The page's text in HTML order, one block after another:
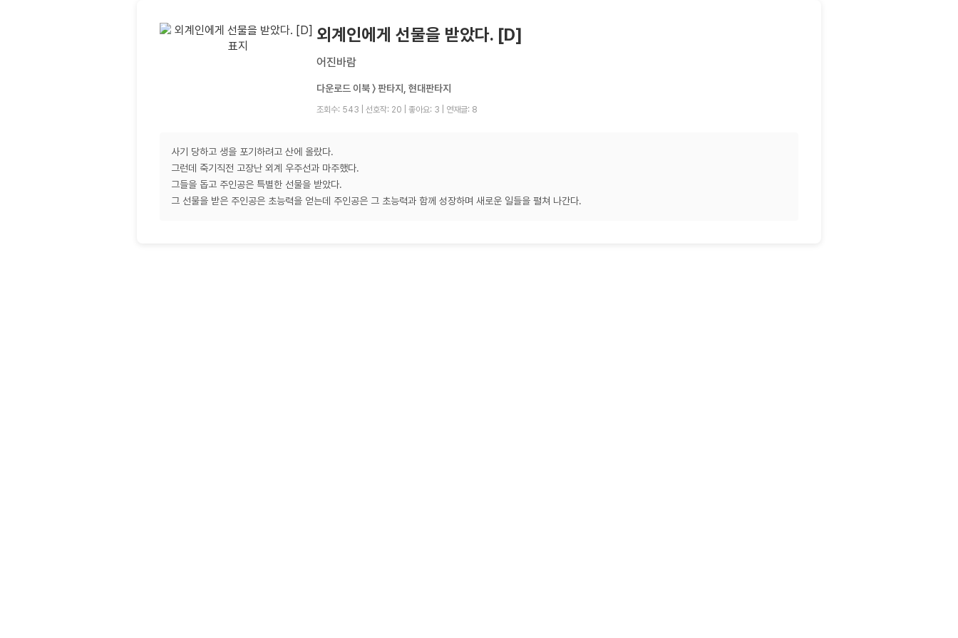
외계인에게 선물을 받았다. [D]
어진바람
다운로드 이북 〉 판타지, 현대판타지
조회수: 543 선호작: 20 좋아요: 3 연재글: 8
사기 당하고 생을 포기하려고 산에 올랐다.
그런데 죽기직전 고장난 외계 우주선과 마주했다.
그들을 돕고 주인공은 특별한 선물을 받았다.
그 선물을 받은 주인공은 초능력을 얻는데 주인공은 그 초능력과 함께 성장하며 새로운 일들을 펼쳐 나간다.